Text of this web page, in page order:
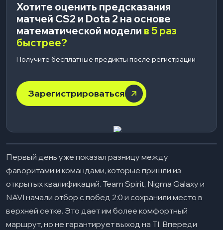
Хотите оценить предсказания
матчей CS2 и Dota 2 на основе
математической модели в 5 раз
быстрее?
Получите бесплатные предикты после регистрации
Зарегистрироваться
Первый день уже показал разницу между
фаворитами и командами, которые пришли из
открытых квалификаций. Team Spirit, Nigma Galaxy и
NAVI начали отбор с побед 2:0 и сохранили место в
верхней сетке. Это дает им более комфортный
маршрут, но не гарантирует выход на TI. Впереди